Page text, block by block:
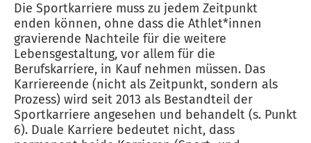
Die Sportkarriere muss zu jedem Zeitpunkt
enden können, ohne dass die Athlet*innen
gravierende Nachteile für die weitere
Lebensgestaltung, vor allem für die
Berufskarriere, in Kauf nehmen müssen. Das
Karriereende (nicht als Zeitpunkt, sondern als
Prozess) wird seit 2013 als Bestandteil der
Sportkarriere angesehen und behandelt (s. Punkt
6). Duale Karriere bedeutet nicht, dass